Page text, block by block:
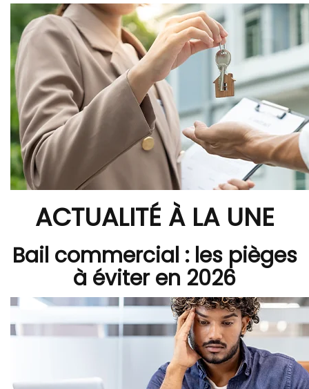
ACTUALITÉ À LA UNE
Bail commercial : les pièges
à éviter en 2026